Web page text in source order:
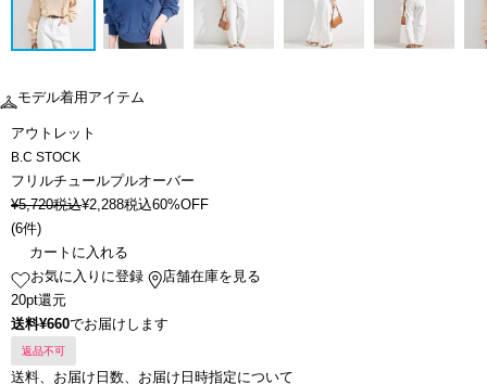
モデル着用アイテム
アウトレット
B.C STOCK
フリルチュールプルオーバー
¥5,720税込¥2,288税込60%OFF
(6件)
カートに入れる
お気に入りに登録
店舗在庫を見る
20pt還元
送料¥660でお届けします
返品不可
送料、お届け日数、お届け日時指定について